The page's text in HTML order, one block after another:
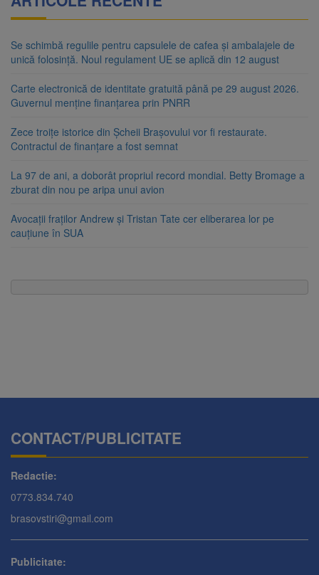
Se schimbă regulile pentru capsulele de cafea și ambalajele de
unică folosință. Noul regulament UE se aplică din 12 august
Carte electronică de identitate gratuită până pe 29 august 2026.
Guvernul menține finanțarea prin PNRR
Zece troițe istorice din Șcheii Brașovului vor fi restaurate.
Contractul de finanțare a fost semnat
La 97 de ani, a doborât propriul record mondial. Betty Bromage a
zburat din nou pe aripa unui avion
Avocații fraților Andrew și Tristan Tate cer eliberarea lor pe
cauțiune în SUA
CONTACT/PUBLICITATE
Redactie:
0773.834.740
brasovstiri@gmail.com
Publicitate: